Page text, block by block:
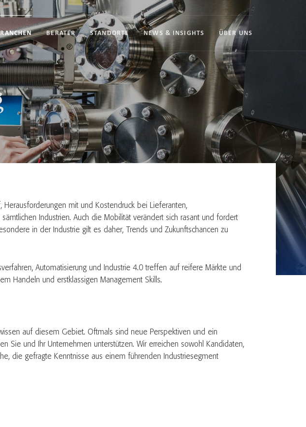
BERATER STANDORTE NEWS & INSIGHTS ÜBER UNS
mit und Kostendruck bei Lieferanten,
Industrien. Auch die Mobilität verändert sich rasant und fordert
in der Industrie gilt es daher, Trends und Zukunftschancen zu
Automatisierung und Industrie 4.0 treffen auf reifere Märkte und
Handeln und erstklassigen Management Skills.
auf diesem Gebiet. Oftmals sind neue Perspektiven und ein
Sie und Ihr Unternehmen unterstützen. Wir erreichen sowohl Kandidaten,
die gefragte Kenntnisse aus einem führenden Industriesegment